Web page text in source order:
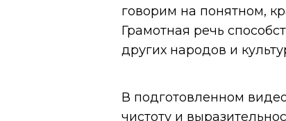
говорим на понятном,
Грамотная речь
других народов и
В подготовленном
чистоту и